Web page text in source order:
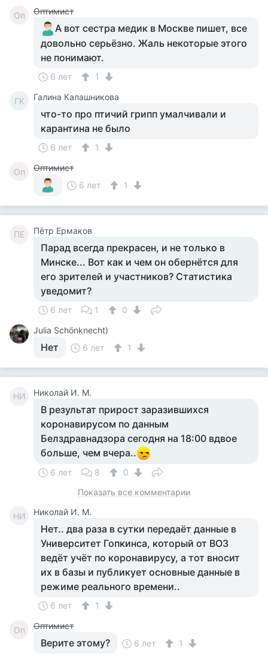
Оп Оптимист
А вот сестра медик в Москве пишет, все
довольно серьёзно. Жаль некоторые этого
не понимают.
6 лет 1
ГК Галина Калашникова
что-то про птичий грипп умалчивали и
карантина не было
6 лет 1
Оп
Оптимист
6 лет
1
ПЕ Пётр Ермаков
Парад всегда прекрасен, и не только в
Минске... Вот как и чем он обернётся для
его зрителей и участников? Статистика
уведомит?
6 лет 1
0
Julia Schönknecht)
Нет 6 лет 1
НИ Николай И. М.
В результат прирост заразившихся
коронавирусом по данным
Белздравнадзора сегодня на 18:00 вдвое
больше, чем вчера..
6 лет 8
0
Показать все комментарии
НИ Николай И. М.
Нет.. два раза в сутки передаёт данные в
Университет Гопкинса, который от ВОЗ
ведёт учёт по коронавирусу, а тот вносит
их в базы и публикует основные данные в
режиме реального времени..
6 лет 1
Оп Оптимист
Верите этому? 6 лет 1